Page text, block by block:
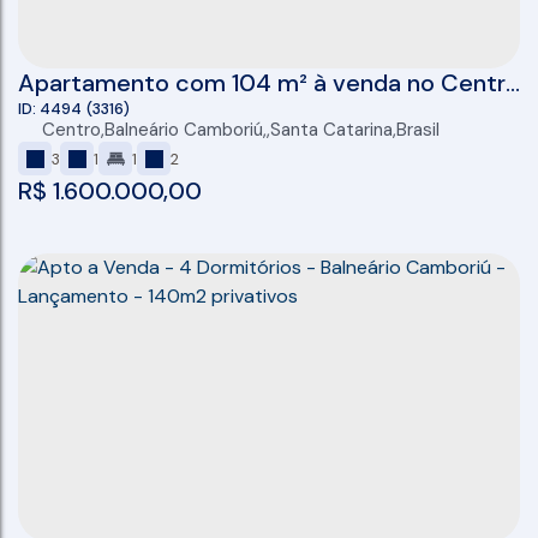
Apartamento com 104 m² à venda no Centro
de Balneário Camboriú
R$ 1.600.000,00
4494 (3316)
Centro,Balneário Camboriú ,Santa Catarina,Brasil
3 1 1 2